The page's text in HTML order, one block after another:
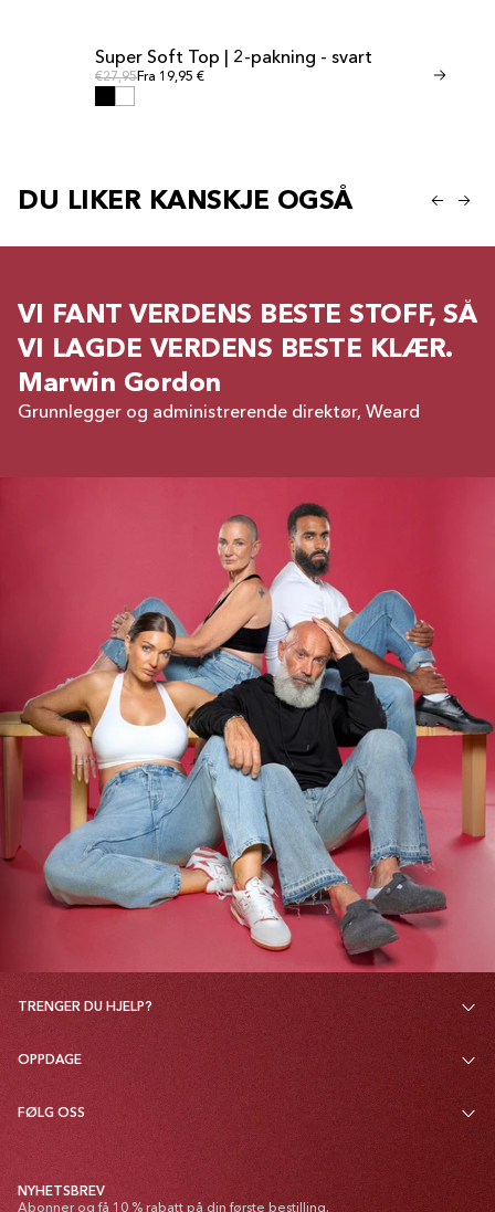
SALG
Super Soft Top | 2-pakning - svart
Ordinær pris
€27,95Ordinær pris
Fra 19,95 € Ordinær pris
€24,95Fra
DU LIKER KANSKJE OGSÅ
VI FANT VERDENS BESTE STOFF, SÅ
VI LAGDE VERDENS BESTE KLÆR.
Marwin Gordon
Grunnlegger og administrerende direktør, Weard
TRENGER DU HJELP?
OPPDAGE
FØLG OSS
NYHETSBREV
Abonner og få 10 % rabatt på din første bestilling.